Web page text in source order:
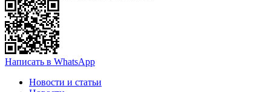
Написать в WhatsApp
Новости и статьи